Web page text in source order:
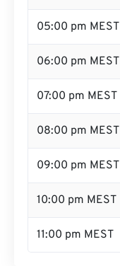
05:00 pm MEST
06:00 pm MEST
07:00 pm MEST
08:00 pm MEST
09:00 pm MEST
10:00 pm MEST
11:00 pm MEST